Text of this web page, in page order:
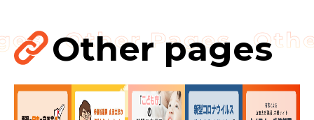
Other pages